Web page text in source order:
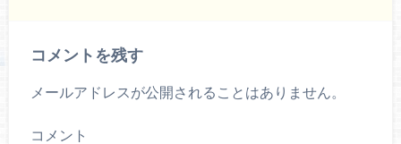
コメントを残す
メールアドレスが公開されることはありません。
コメント